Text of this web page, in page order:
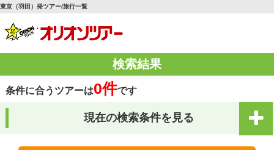
東京（羽田）発ツアー/旅行一覧
検索結果
条件に合うツアーは0件です
現在の検索条件を見る